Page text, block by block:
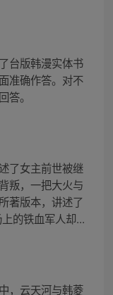
台版韩漫实体书
准确作答。对不
。
了女主前世被继
叛，一把大火与
著版本，讲述了
的铁血军人却...
，云天河与韩菱